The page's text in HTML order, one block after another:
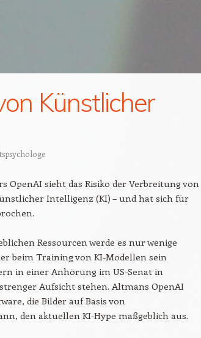
Künstlicher
OpenAI sieht das Risiko der Verbreitung von
Intelligenz (KI) – und hat sich für
Ressourcen werde es nur wenige
beim Training von KI-Modellen sein
in einer Anhörung im US-Senat in
Aufsicht stehen. Altmans OpenAI
die Bilder auf Basis von
den aktuellen KI-Hype maßgeblich aus.